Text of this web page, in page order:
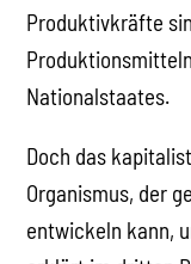
Produktivkräfte
Nationalstaates.
Doch das
Organismus, der
entwickeln kann,